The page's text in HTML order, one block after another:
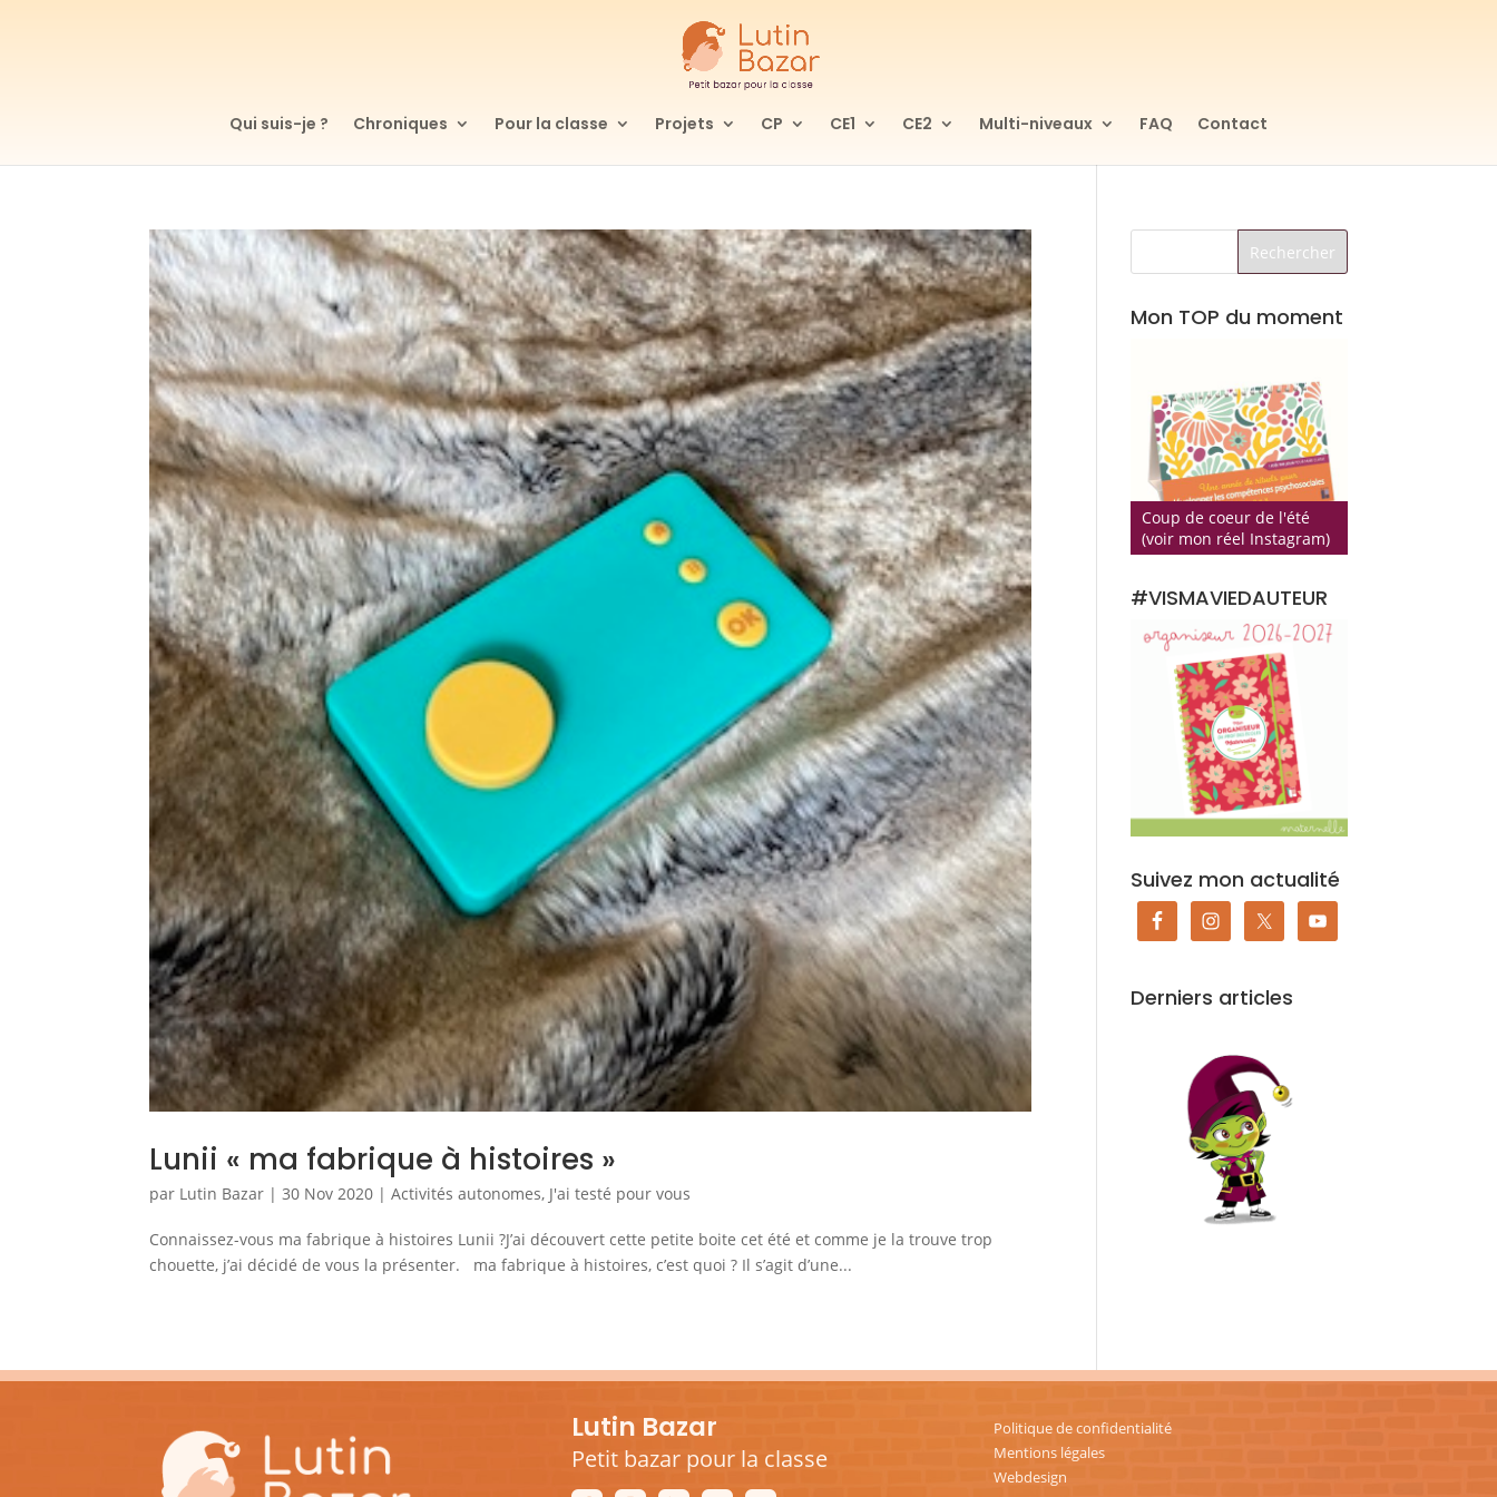
Qui suis-je ? Chroniques Pour la classe Projets CP CE1 CE2 Multi-niveaux FAQ Contact
Lunii « ma fabrique à histoires »
par Lutin Bazar |30 Nov 2020 |Activités autonomes, J'ai testé pour vous
Connaissez-vous ma fabrique à histoires Lunii ?J’ai découvert cette petite boite cet été et comme je la trouve trop
chouette, j’ai décidé de vous la présenter. ma fabrique à histoires, c’est quoi ? Il s’agit d’une...
Mon TOP du moment
Coup de coeur de l'été
(voir mon réel Instagram)
#VISMAVIEDAUTEUR
Suivez mon actualité
Derniers articles
Lutin Bazar
Petit bazar pour la classe
Politique de confidentialité
Mentions légales
Webdesign